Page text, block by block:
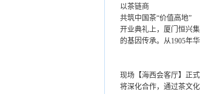
以茶链商
共筑中国茶“价值高地”
开业典礼上，厦门恒兴
的基因传承。从1905年
现场【海西会客厅】正
将深化合作，通过茶文